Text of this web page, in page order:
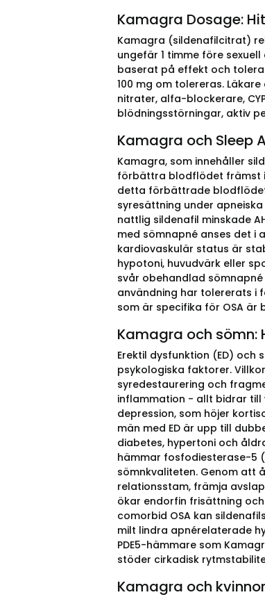
Kamagra Dosage:
Kamagra (sildenafilcitrat)
ungefär 1 timme före
baserat på effekt och
100 mg om tolereras.
nitrater, alfa-blockerare,
blödningsstörningar, aktiv
Kamagra och Sleep
Kamagra, som innehåller
förbättra blodflödet främst i
detta förbättrade
syresättning under
nattlig sildenafil minskade
med sömnapné anses det i
kardiovaskulär status är
hypotoni, huvudvärk eller
svår obehandlad
användning har tolererats i
som är specifika för OSA är
Kamagra och sömn:
Erektil dysfunktion (ED)
psykologiska faktorer.
syredestaurering och
inflammation - allt bidrar till
depression, som höjer
män med ED är upp till
diabetes, hypertoni och
hämmar fosfodiesterase-5
sömnkvaliteten. Genom att
relationsstam, främja
ökar endorfin frisättning
comorbid OSA kan
milt lindra apnérelaterade
PDE5-hämmare som
stöder cirkadisk
Kamagra och